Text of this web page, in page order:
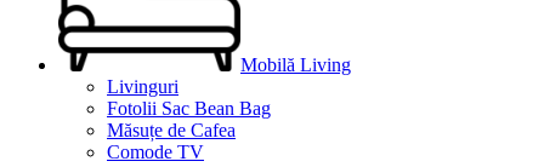
Mobilă Living
Livinguri
Fotolii Sac Bean Bag
Măsuțe de Cafea
Comode TV